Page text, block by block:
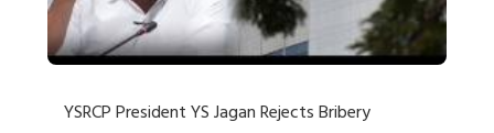
YSRCP President YS Jagan Rejects Bribery